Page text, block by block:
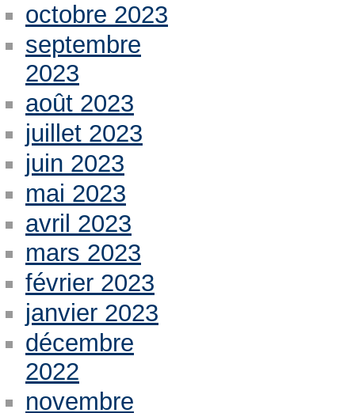
octobre 2023
septembre
2023
août 2023
juillet 2023
juin 2023
mai 2023
avril 2023
mars 2023
février 2023
janvier 2023
décembre
2022
novembre